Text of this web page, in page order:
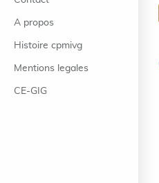
A propos
Histoire cpmivg
Mentions legales
CE-GIG